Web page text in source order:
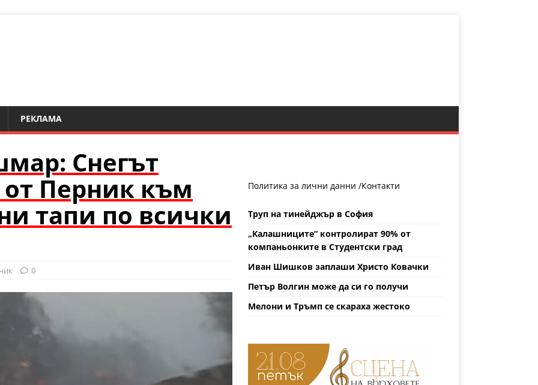
РЕКЛАМА
Снегът
Перник към
тапи по всички
0
Политика за лични данни /Контакти
Труп на тинейджър в София
„Калашниците“ контролират 90% от
компаньонките в Студентски град
Иван Шишков заплаши Христо Ковачки
Петър Волгин може да си го получи
Мелони и Тръмп се скараха жестоко